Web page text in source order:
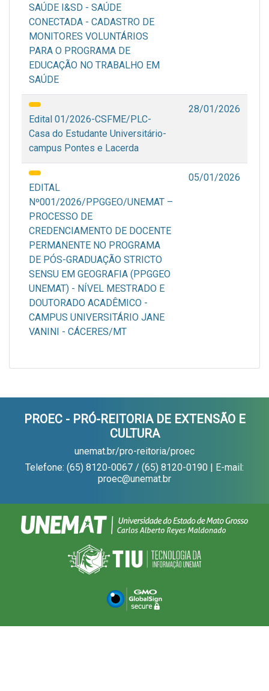
SAÚDE I&SD - SAÚDE
CONECTADA - CADASTRO DE
MONITORES VOLUNTÁRIOS
PARA O PROGRAMA DE
EDUCAÇÃO NO TRABALHO EM
SAÚDE
Edital 01/2026-CSFME/PLC-
Casa do Estudante Universitário-
campus Pontes e Lacerda
28/01/2026
EDITAL
Nº001/2026/PPGGEO/UNEMAT –
PROCESSO DE
CREDENCIAMENTO DE DOCENTE
PERMANENTE NO PROGRAMA
DE PÓS-GRADUAÇÃO STRICTO
SENSU EM GEOGRAFIA (PPGGEO
UNEMAT) - NÍVEL MESTRADO E
DOUTORADO ACADÊMICO -
CAMPUS UNIVERSITÁRIO JANE
VANINI - CÁCERES/MT
05/01/2026
PROEC - PRÓ-REITORIA DE EXTENSÃO E
CULTURA
unemat.br/pro-reitoria/proec
Telefone: (65) 8120-0067 / (65) 8120-0190 | E-mail:
proec@unemat.br